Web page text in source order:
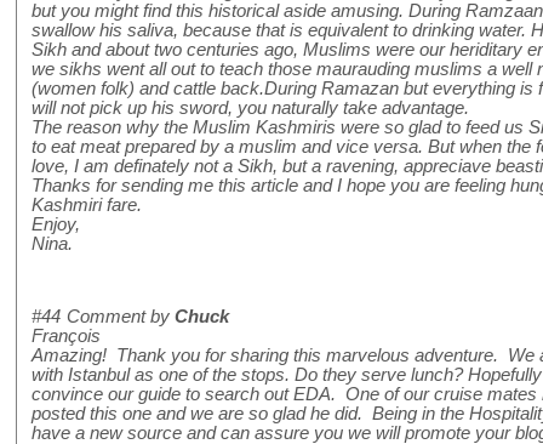
but you might find this historical aside amusing. During
swallow his saliva, because that is equivalent to drinking water.
Sikh and about two centuries ago, Muslims were our heriditary
we sikhs went all out to teach those maurauding muslims a well
(women folk) and cattle back.During Ramazan but everything is
will not pick up his sword, you naturally take advantage.
The reason why the Muslim Kashmiris were so glad to feed us
to eat meat prepared by a muslim and vice versa. But when the
love, I am definately not a Sikh, but a ravening, appreciave
Thanks for sending me this article and I hope you are feeling
Kashmiri fare.
Enjoy,
Nina.
#44 Comment by Chuck
François
Amazing! Thank you for sharing this marvelous adventure. We
with Istanbul as one of the stops. Do they serve lunch?
convince our guide to search out EDA. One of our cruise mates
posted this one and we are so glad he did. Being in the
have a new source and can assure you we will promote your